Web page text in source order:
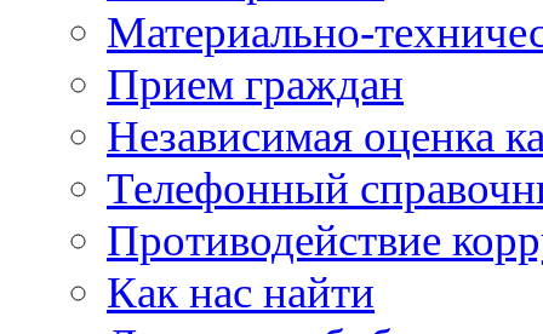
Материально-
Прием граждан
Независимая оценка
Телефонный
Противодействие
Как нас найти